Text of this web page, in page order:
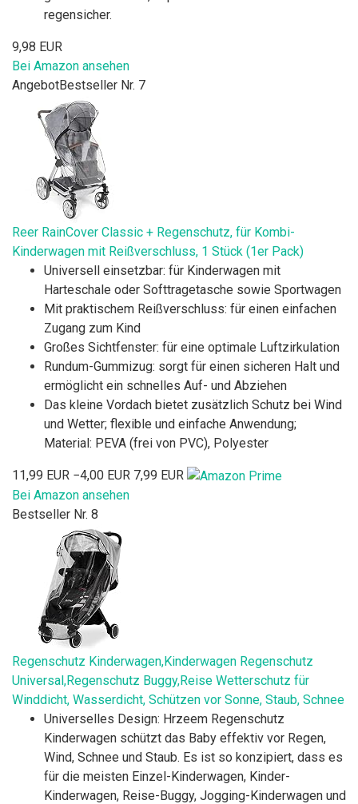
regensicher.
9,98 EUR
Bei Amazon ansehen
AngebotBestseller Nr. 7
Reer RainCover Classic + Regenschutz, für Kombi-
Kinderwagen mit Reißverschluss, 1 Stück (1er Pack)
Universell einsetzbar: für Kinderwagen mit
Harteschale oder Softtragetasche sowie Sportwagen
Mit praktischem Reißverschluss: für einen einfachen
Zugang zum Kind
Großes Sichtfenster: für eine optimale Luftzirkulation
Rundum-Gummizug: sorgt für einen sicheren Halt und
ermöglicht ein schnelles Auf- und Abziehen
Das kleine Vordach bietet zusätzlich Schutz bei Wind
und Wetter; flexible und einfache Anwendung;
Material: PEVA (frei von PVC), Polyester
11,99 EUR −4,00 EUR 7,99 EUR
Bei Amazon ansehen
Bestseller Nr. 8
Regenschutz Kinderwagen,Kinderwagen Regenschutz
Universal,Regenschutz Buggy,Reise Wetterschutz für
Winddicht, Wasserdicht, Schützen vor Sonne, Staub, Schnee
Universelles Design: Hrzeem Regenschutz
Kinderwagen schützt das Baby effektiv vor Regen,
Wind, Schnee und Staub. Es ist so konzipiert, dass es
für die meisten Einzel-Kinderwagen, Kinder-
Kinderwagen, Reise-Buggy, Jogging-Kinderwagen und